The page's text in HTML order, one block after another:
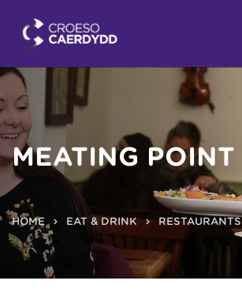
MEATING POINT
HOME EAT & DRINK RESTAURANTS